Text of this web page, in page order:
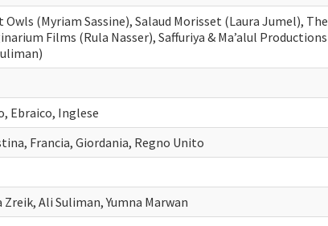
Owls (Myriam Sassine), Salaud Morisset (Laura Jumel), The
Films (Rula Nasser), Saffuriya & Ma’alul Productions
Ebraico, Inglese
Francia, Giordania, Regno Unito
Zreik, Ali Suliman, Yumna Marwan